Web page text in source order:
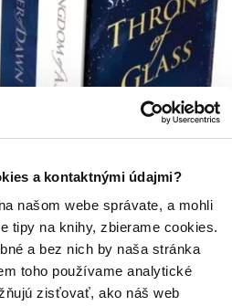
a kontaktnými údajmi?
našom webe správate, a mohli
tipy na knihy, zbierame cookies.
a bez nich by naša stránka
toho používame analytické
zisťovať, ako náš web